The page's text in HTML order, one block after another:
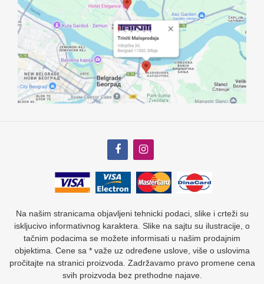
Na našim stranicama objavljeni tehnicki podaci, slike i crteži su
iskljucivo informativnog karaktera. Slike na sajtu su ilustracije, o
tačnim podacima se možete informisati u našim prodajnim
objektima. Cene sa * važe uz određene uslove, više o uslovima
pročitajte na stranici proizvoda. Zadržavamo pravo promene cena
svih proizvoda bez prethodne najave.